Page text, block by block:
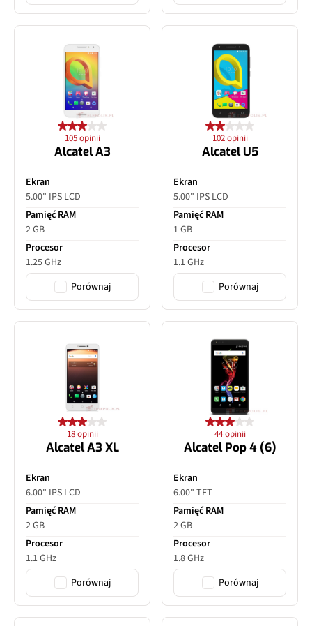
105 opinii
Alcatel A3
Ekran
5.00" IPS LCD
Pamięć RAM
2 GB
Procesor
1.25 GHz
Porównaj
102 opinii
Alcatel U5
Ekran
5.00" IPS LCD
Pamięć RAM
1 GB
Procesor
1.1 GHz
Porównaj
18 opinii
Alcatel A3 XL
Ekran
6.00" IPS LCD
Pamięć RAM
2 GB
Procesor
1.1 GHz
Porównaj
44 opinii
Alcatel Pop 4 (6)
Ekran
6.00" TFT
Pamięć RAM
2 GB
Procesor
1.8 GHz
Porównaj